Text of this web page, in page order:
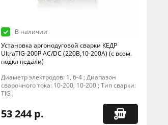
В наличии
Установка аргонодуговой сварки КЕДР
UltraTIG-200P AC/DC (220В,10-200А) (с возм.
подкл педали)
Диаметр электродов: 1, 6-4 ; Диапазон
сварочного тока: 10-200, 10-200 ; Тип сварки:
TIG ;
53 244 р.